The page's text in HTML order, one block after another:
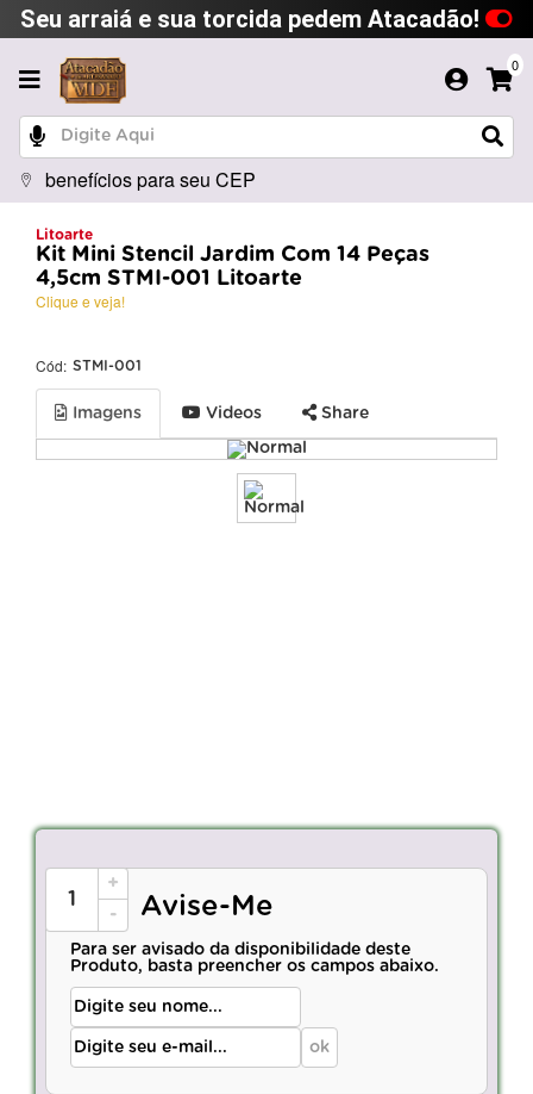
Seu arraiá e sua torcida pedem Atacadão!
0
benefícios para seu CEP
Litoarte
Kit Mini Stencil Jardim Com 14 Peças
4,5cm STMI-001 Litoarte
Clique e veja!
Cód: STMI-001
Imagens Videos Share
+
-
Avise-Me
Para ser avisado da disponibilidade deste
Produto, basta preencher os campos abaixo.